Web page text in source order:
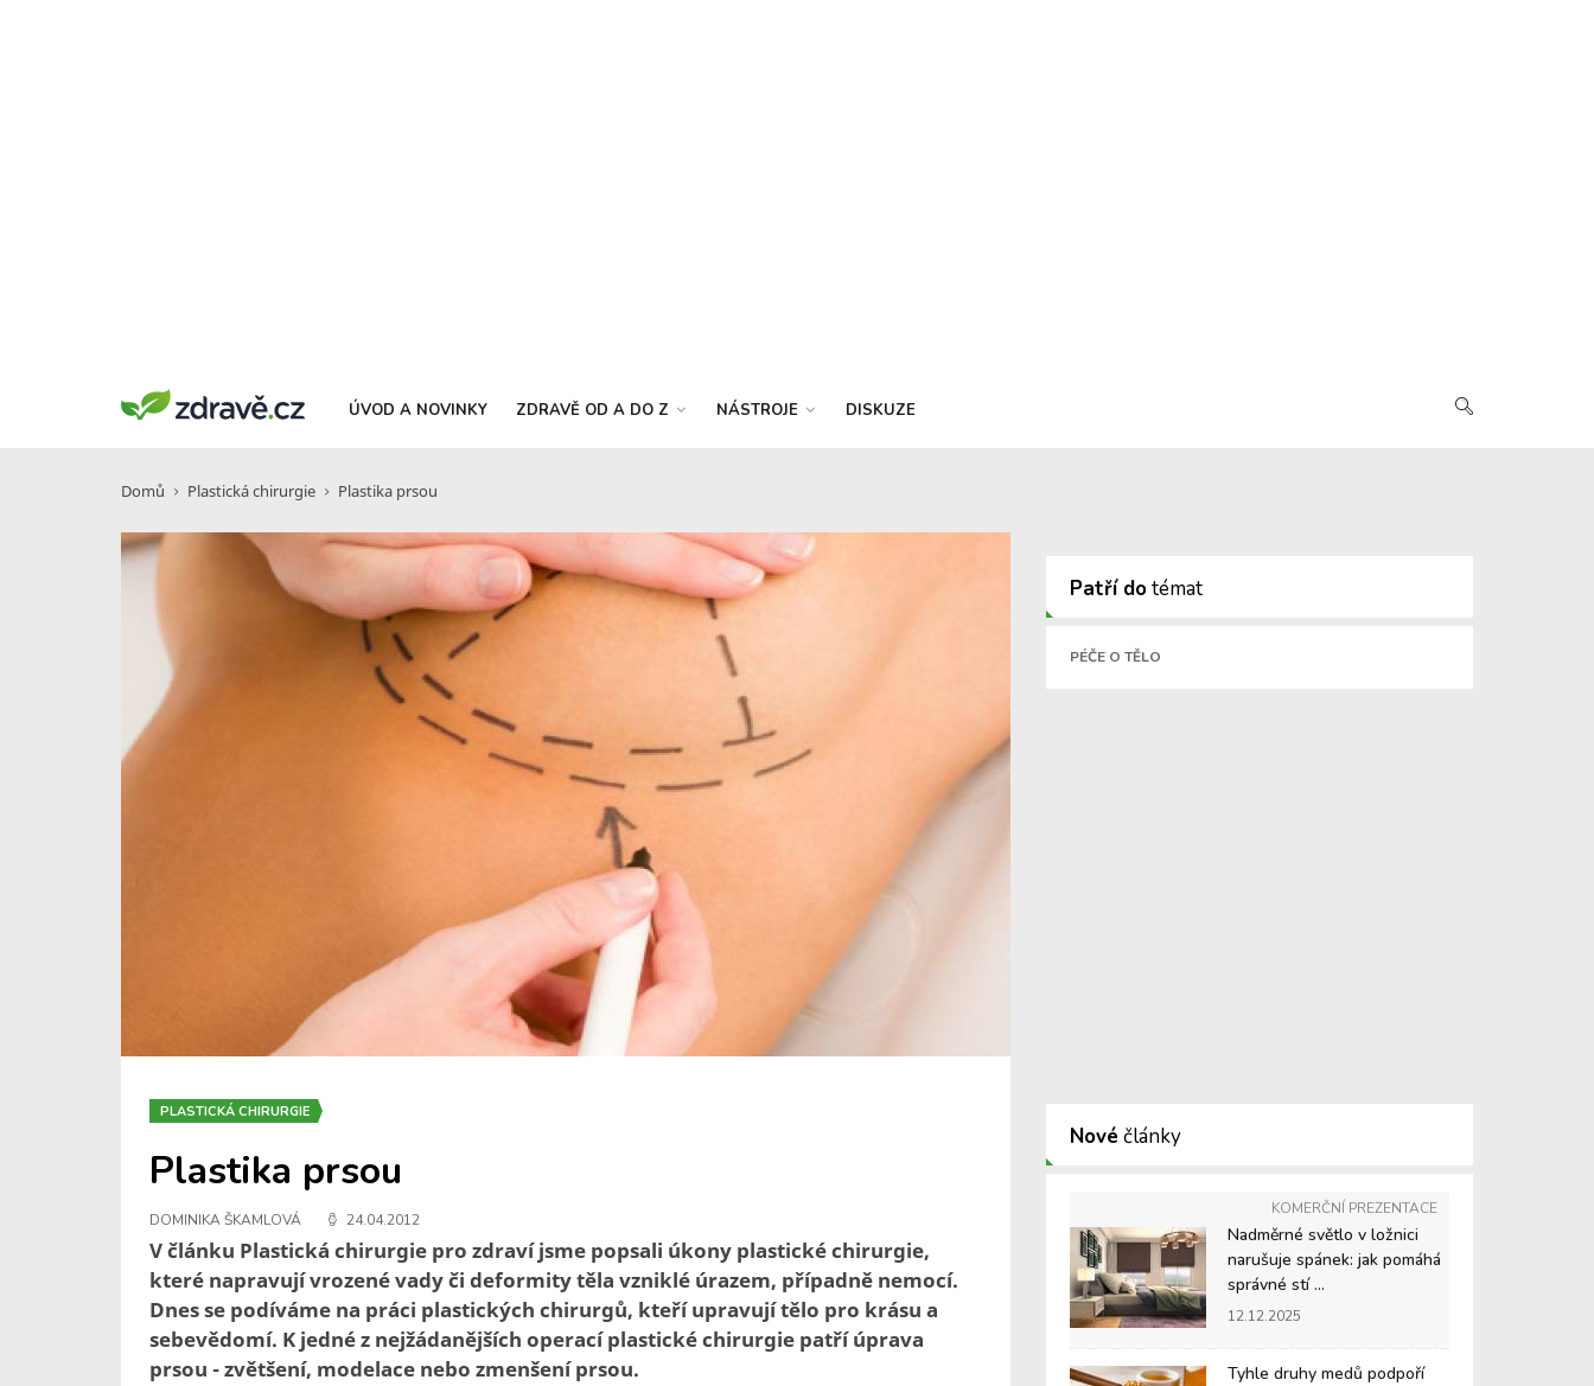
ÚVOD A NOVINKY ZDRAVĚ OD A DO Z NÁSTROJE DISKUZE
Domů Plastická chirurgie Plastika prsou
PLASTICKÁ CHIRURGIE
Plastika prsou
DOMINIKA ŠKAMLOVÁ 24.04.2012
V článku Plastická chirurgie pro zdraví jsme popsali úkony plastické chirurgie,
které napravují vrozené vady či deformity těla vzniklé úrazem, případně nemocí.
Dnes se podíváme na práci plastických chirurgů, kteří upravují tělo pro krásu a
sebevědomí. K jedné z nejžádanějších operací plastické chirurgie patří úprava
prsou - zvětšení, modelace nebo zmenšení prsou.
Patří dotémat
PÉČE O TĚLO
Nové články
KOMERČNÍ PREZENTACE
Nadměrné světlo v ložnici
narušuje spánek: jak pomáhá
správné stí ...
12.12.2025
Tyhle druhy medů podpoří